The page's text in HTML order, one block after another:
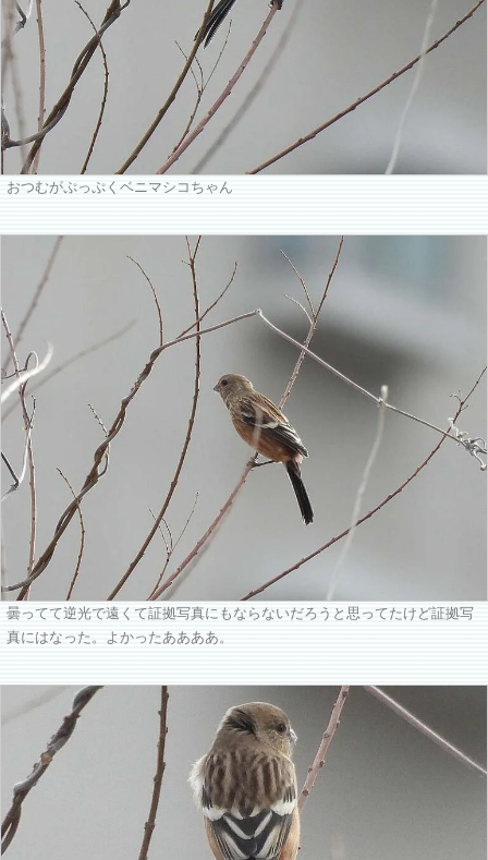
おつむがぷっぷくベニマシコちゃん
曇ってて逆光で遠くて証拠写真にもならないだろうと思ってたけど証拠写
真にはなった。よかったああああ。